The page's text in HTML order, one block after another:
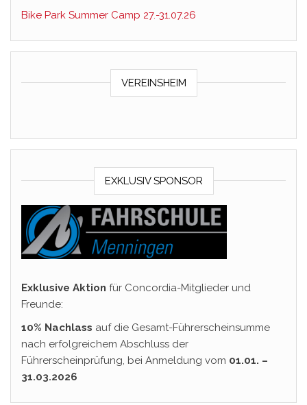
Bike Park Summer Camp 27.-31.07.26
VEREINSHEIM
EXKLUSIV SPONSOR
Exklusive Aktion für Concordia-Mitglieder und
Freunde:
10% Nachlass auf die Gesamt-Führerscheinsumme
nach erfolgreichem Abschluss der
Führerscheinprüfung, bei Anmeldung vom 01.01. –
31.03.2026